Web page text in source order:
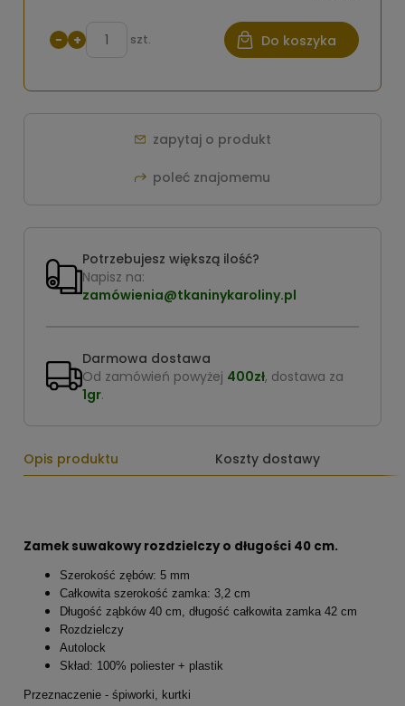
− + szt. Do koszyka
zapytaj o produkt
poleć znajomemu
Potrzebujesz większą ilość?
Napisz na:
zamówienia@tkaninykaroliny.pl
Darmowa dostawa
Od zamówień powyżej 400zł, dostawa za
1gr.
Opis produktu Koszty dostawy
Zamek suwakowy rozdzielczy o długości 40 cm.
Szerokość zębów: 5 mm
Całkowita szerokość zamka: 3,2 cm
Długość ząbków 40 cm, długość całkowita zamka 42 cm
Rozdzielczy
Autolock
Skład: 100% poliester + plastik
Przeznaczenie - śpiworki, kurtki